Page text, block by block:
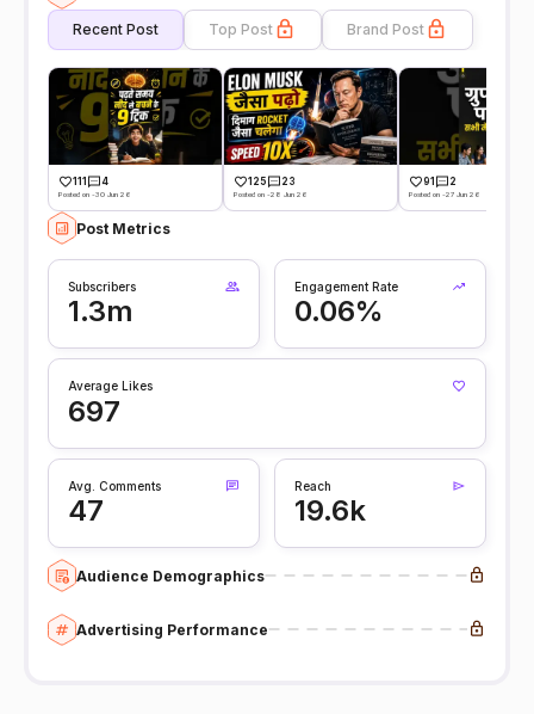
Recent Post Top Post Brand Post
111 4
Posted on -30 Jun 26
125 23
Posted on -28 Jun 26
91 2
Posted on -27 Jun 26
Post Metrics
Subscribers
1.3m
Engagement Rate
0.06%
Average Likes
697
Avg. Comments
47
Reach
19.6k
Audience Demographics
Advertising Performance